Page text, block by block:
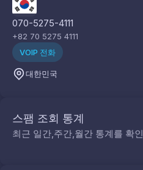
070-5275-4111
+82 70 5275 4111
VOIP 전화
대한민국
스팸 조회 통계
최근 일간,주간,월간 통계를 확인